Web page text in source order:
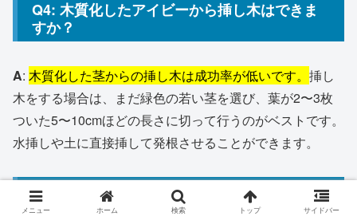
Q4: 木質化したアイビーから挿し木はできま
すか？
A: 木質化した茎からの挿し木は成功率が低いです。 挿し
木をする場合は、まだ緑色の若い茎を選び、葉が2〜3枚
ついた5〜10cmほどの長さに切って行うのがベストです。
水挿しや土に直接挿して発根させることができます。
Q5: アイビーの先祖返りと木質化は関係あり
ますか？
メニュー ホーム 検索 トップ サイドバー